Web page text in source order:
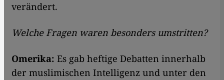
verändert.
Welche Fragen waren besonders umstritten?
Omerika: Es gab heftige Debatten innerhalb
der muslimischen Intelligenz und unter den